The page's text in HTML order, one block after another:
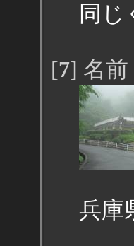
同じ
[7] 名前
兵庫